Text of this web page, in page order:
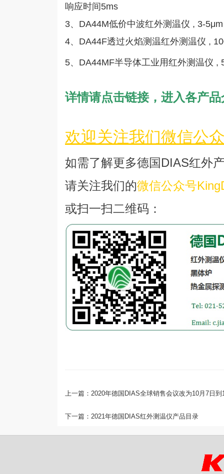
响应时间 5ms
3、 DA44M低价中波红外测温仪 , 3-
4、 DA44F透过火焰测温红外测温仪 ,
5、 DA44MF半导体工业用红外测温仪 ,
详情请点击链接，进入各产
欢迎关注我们微信公
如需了解更多德国DIAS红外
请关注我们的微信公众号
或扫一扫二维码：
上一篇： 2020年德国DIAS全球销售会议改为10月7日到
下一篇： 2021年德国DIAS红外测温仪产品目录